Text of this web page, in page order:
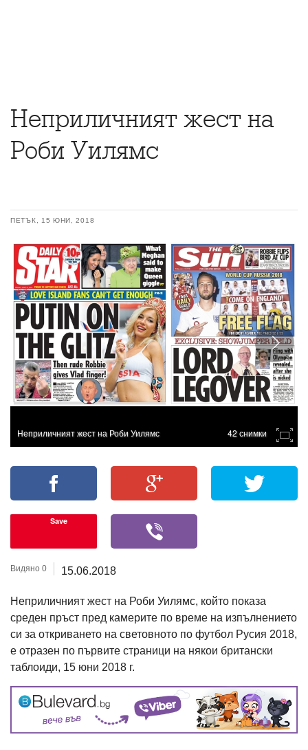
Неприличният жест на
Роби Уилямс
ПЕТЪК, 15 ЮНИ, 2018
Неприличният жест на Роби Уилямс 42 снимки
Save
Видяно 0 15.06.2018
Неприличният жест на Роби Уилямс, който показа
среден пръст пред камерите по време на изпълнението
си за откриването на световното по футбол Русия 2018,
е отразен по първите страници на някои британски
таблоиди, 15 юни 2018 г.